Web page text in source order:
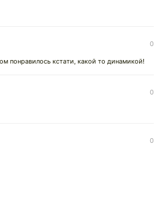
0
понравилось кстати, какой то динамикой!
0
0